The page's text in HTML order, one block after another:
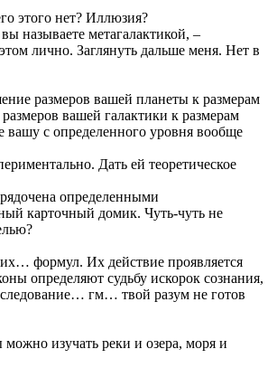
этого нет? Иллюзия?
называете метагалактикой, –
лично. Заглянуть дальше меня. Нет в
размеров вашей планеты к размерам
вашей галактики к размерам
с определенного уровня вообще
Дать ей теоретическое
определенными
карточный домик. Чуть-чуть не
формул. Их действие проявляется
определяют судьбу искорок сознания,
гм… твой разум не готов
изучать реки и озера, моря и